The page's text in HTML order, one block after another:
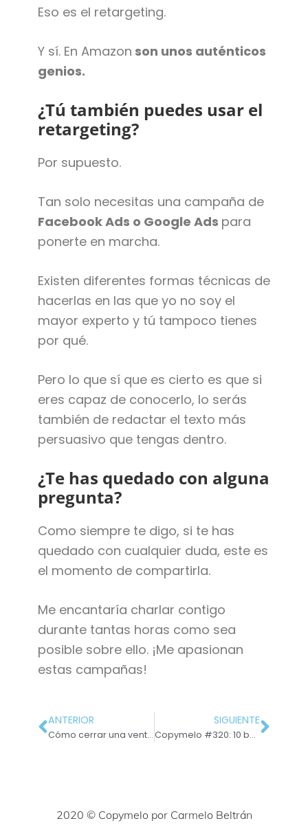
Eso es el retargeting.
Y sí. En Amazon son unos auténticos
genios.
¿Tú también puedes usar el
retargeting?
Por supuesto.
Tan solo necesitas una campaña de
Facebook Ads o Google Ads para
ponerte en marcha.
Existen diferentes formas técnicas de
hacerlas en las que yo no soy el
mayor experto y tú tampoco tienes
por qué.
Pero lo que sí que es cierto es que si
eres capaz de conocerlo, lo serás
también de redactar el texto más
persuasivo que tengas dentro.
¿Te has quedado con alguna
pregunta?
Como siempre te digo, si te has
quedado con cualquier duda, este es
el momento de compartirla.
Me encantaría charlar contigo
durante tantas horas como sea
posible sobre ello. ¡Me apasionan
estas campañas!
ANTERIOR
Cómo cerrar una venta: da un beneficio para que tome la decisión
SIGUIENTE
Copymelo #320: 10 buenas prácticas para un copywriter
2020 © Copymelo por Carmelo Beltrán